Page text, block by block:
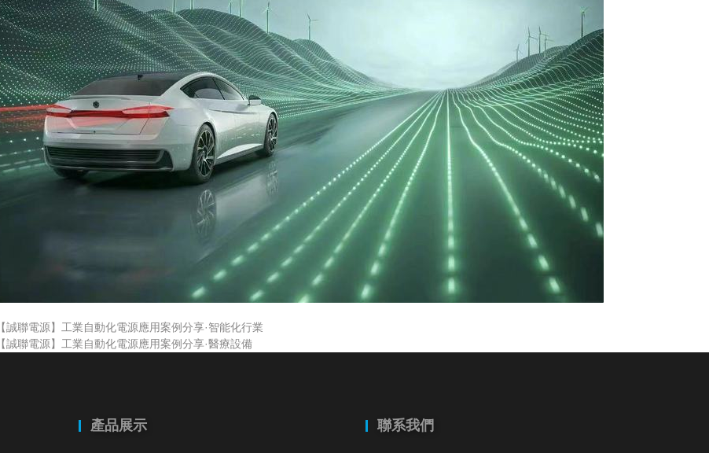
【誠聯電源】工業自動化電源應用案例分享·智能化行業
【誠聯電源】工業自動化電源應用案例分享·醫療設備
產品展示 聯系我們